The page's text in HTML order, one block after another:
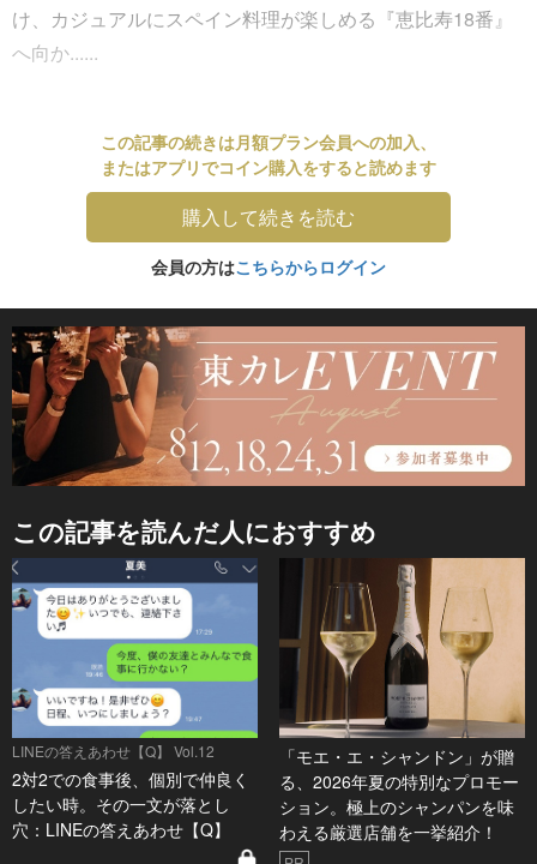
け、カジュアルにスペイン料理が楽しめる『恵比寿18番』
へ向か......
この記事の続きは月額プラン会員への加入、
またはアプリでコイン購入をすると読めます
購入して続きを読む
会員の方はこちらからログイン
この記事を読んだ人におすすめ
LINEの答えあわせ【Q】 Vol.12
2対2での食事後、個別で仲良く
したい時。その一文が落とし
穴：LINEの答えあわせ【Q】
「モエ・エ・シャンドン」が贈
る、2026年夏の特別なプロモー
ション。極上のシャンパンを味
わえる厳選店舗を一挙紹介！